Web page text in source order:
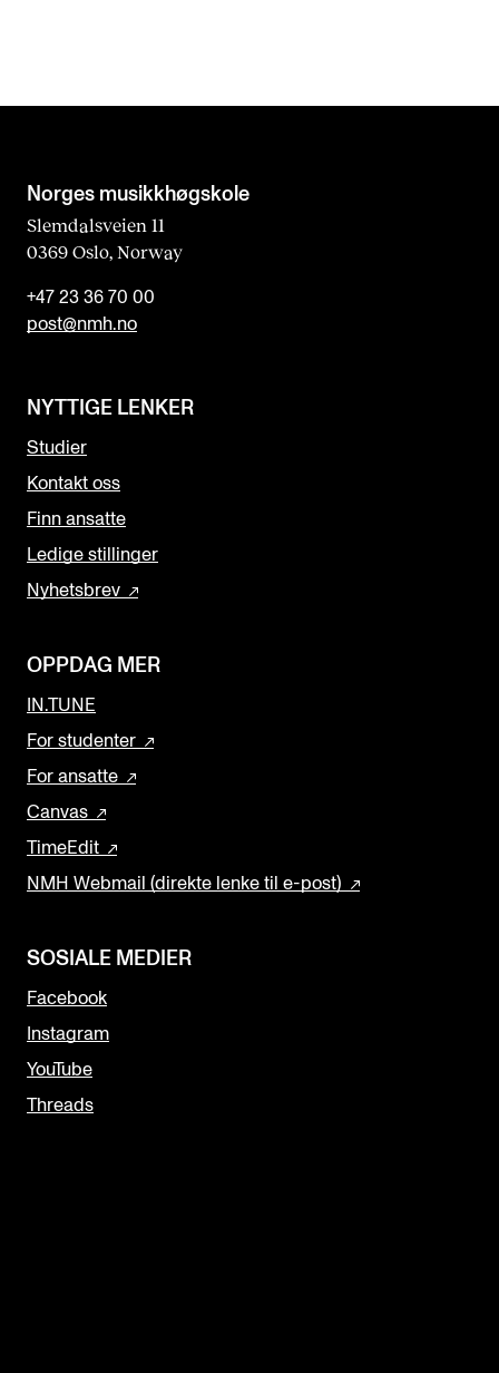
Norges musikk­høgskole
Slemdalsveien 11
0369 Oslo, Norway
+47 23 36 70 00
post@nmh.no
NYTTIGE LENKER
Studier
Kontakt oss
Finn ansatte
Ledige stillinger
Nyhetsbrev
OPPDAG MER
IN.TUNE
For studenter
For ansatte
Canvas
TimeEdit
NMH Webmail (direkte lenke til e-post)
SOSIALE MEDIER
Facebook
Instagram
YouTube
Threads